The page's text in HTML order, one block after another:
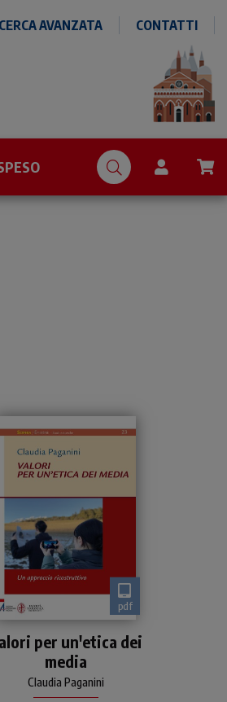
AVANZATA CONTATTI
pdf
riferimento all’applicazione
di un’etica dei media è un
luogo comune che
raramente viene messo in
per un'etica dei
media
Claudia Paganini